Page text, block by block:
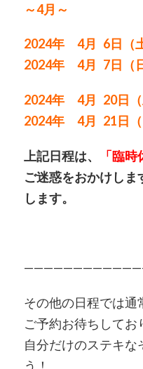
～4月～
2024年 4月 6日（土
2024年 4月 7日（日
2024年 4月 20日（
2024年 4月 21日（
上記日程は、 「臨時
ご迷惑をおかけし
します。
その他の日程では通
ご予約お待ちしてお
自分だけのステキな
う！